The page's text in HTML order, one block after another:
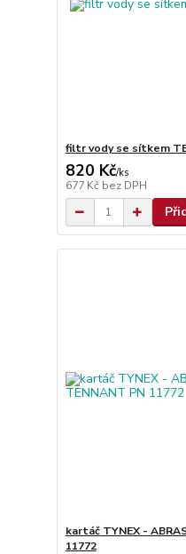
filtr vody se sítkem
820 Kč/ks
677 Kč bez DPH
kartáč TYNEX -
11772